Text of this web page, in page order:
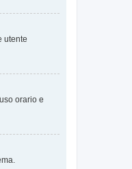
utente
orario e